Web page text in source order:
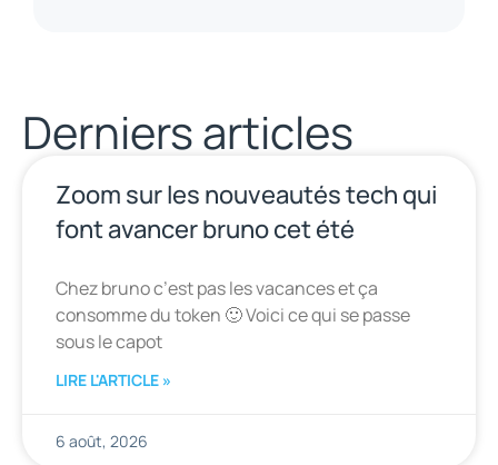
Derniers articles
Zoom sur les nouveautés tech qui
font avancer bruno cet été
Chez bruno c’est pas les vacances et ça
consomme du token 🙂 Voici ce qui se passe
sous le capot
LIRE L'ARTICLE »
6 août, 2026